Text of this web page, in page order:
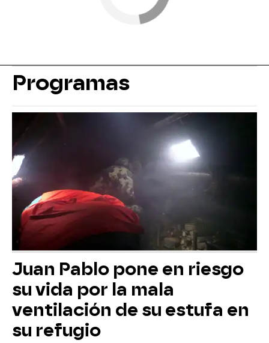
Programas
Juan Pablo pone en riesgo
su vida por la mala
ventilación de su estufa en
su refugio